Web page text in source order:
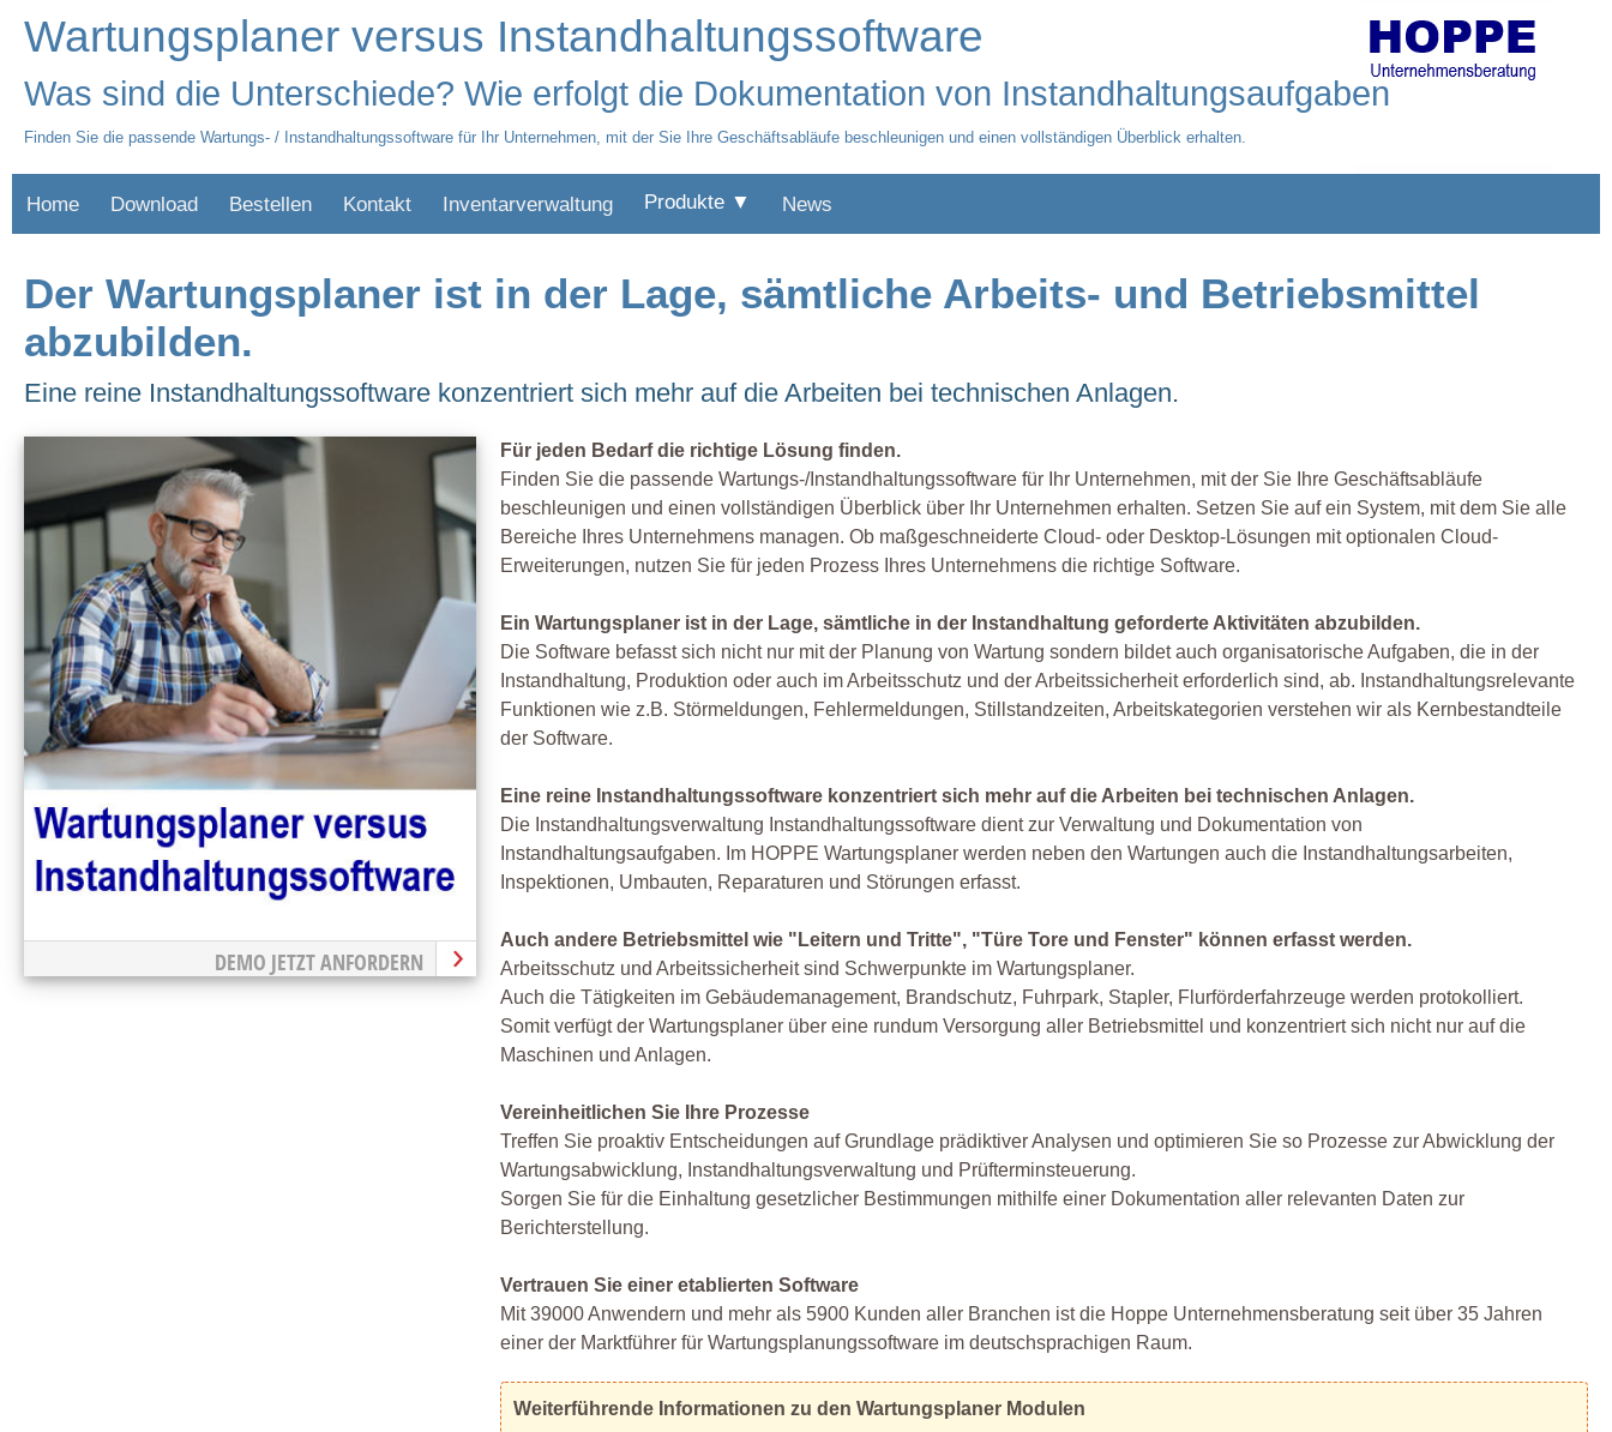
Wartungsplaner versus Instandhaltungssoftware
Was sind die Unterschiede? Wie erfolgt die Dokumentation von Instandhaltungsaufgaben
Finden Sie die passende Wartungs- / Instandhaltungssoftware für Ihr Unternehmen, mit der Sie Ihre Geschäftsabläufe beschleunigen und einen vollständigen Überblick erhalten.
Home Download Bestellen Kontakt Inventarverwaltung Produkte ▼ News
Der Wartungsplaner ist in der Lage, sämtliche Arbeits- und Betriebsmittel
abzubilden.
Eine reine Instandhaltungssoftware konzentriert sich mehr auf die Arbeiten bei technischen Anlagen.
DEMO JETZT ANFORDERN
Für jeden Bedarf die richtige Lösung finden.
Finden Sie die passende Wartungs-/Instandhaltungssoftware für Ihr Unternehmen, mit der Sie Ihre Geschäftsabläufe
beschleunigen und einen vollständigen Überblick über Ihr Unternehmen erhalten. Setzen Sie auf ein System, mit dem Sie alle
Bereiche Ihres Unternehmens managen. Ob maßgeschneiderte Cloud- oder Desktop-Lösungen mit optionalen Cloud-
Erweiterungen, nutzen Sie für jeden Prozess Ihres Unternehmens die richtige Software.
Ein Wartungsplaner ist in der Lage, sämtliche in der Instandhaltung geforderte Aktivitäten abzubilden.
Die Software befasst sich nicht nur mit der Planung von Wartung sondern bildet auch organisatorische Aufgaben, die in der
Instandhaltung, Produktion oder auch im Arbeitsschutz und der Arbeitssicherheit erforderlich sind, ab. Instandhaltungsrelevante
Funktionen wie z.B. Störmeldungen, Fehlermeldungen, Stillstandzeiten, Arbeitskategorien verstehen wir als Kernbestandteile
der Software.
Eine reine Instandhaltungssoftware konzentriert sich mehr auf die Arbeiten bei technischen Anlagen.
Die Instandhaltungsverwaltung Instandhaltungssoftware dient zur Verwaltung und Dokumentation von
Instandhaltungsaufgaben. Im HOPPE Wartungsplaner werden neben den Wartungen auch die Instandhaltungsarbeiten,
Inspektionen, Umbauten, Reparaturen und Störungen erfasst.
Auch andere Betriebsmittel wie "Leitern und Tritte", "Türe Tore und Fenster" können erfasst werden.
Arbeitsschutz und Arbeitssicherheit sind Schwerpunkte im Wartungsplaner.
Auch die Tätigkeiten im Gebäudemanagement, Brandschutz, Fuhrpark, Stapler, Flurförderfahrzeuge werden protokolliert.
Somit verfügt der Wartungsplaner über eine rundum Versorgung aller Betriebsmittel und konzentriert sich nicht nur auf die
Maschinen und Anlagen.
Vereinheitlichen Sie Ihre Prozesse
Treffen Sie proaktiv Entscheidungen auf Grundlage prädiktiver Analysen und optimieren Sie so Prozesse zur Abwicklung der
Wartungsabwicklung, Instandhaltungsverwaltung und Prüfterminsteuerung.
Sorgen Sie für die Einhaltung gesetzlicher Bestimmungen mithilfe einer Dokumentation aller relevanten Daten zur
Berichterstellung.
Vertrauen Sie einer etablierten Software
Mit 39000 Anwendern und mehr als 5900 Kunden aller Branchen ist die Hoppe Unternehmensberatung seit über 35 Jahren
einer der Marktführer für Wartungsplanungssoftware im deutschsprachigen Raum.
Weiterführende Informationen zu den Wartungsplaner Modulen